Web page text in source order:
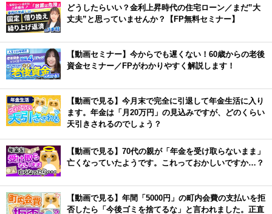
どうしたらいい？金利上昇時代の住宅ローン／まだ”大
丈夫”と思っていませんか？【FP無料セミナー】
【動画セミナー】今からでも遅くない！60歳からの老後
資金セミナー／FPがわかりやすく解説します！
【動画で見る】今月末で完全に引退して年金生活に入り
ます。年金は「月20万円」の見込みですが、どのくらい
天引きされるのでしょう？
【動画で見る】70代の親が「年金を受け取らないまま」
亡くなっていたようです。これっておかしいですか…？
【動画で見る】年間「5000円」の町内会費の支払いを拒
否したら「今後ゴミを捨てるな」と言われました。正直